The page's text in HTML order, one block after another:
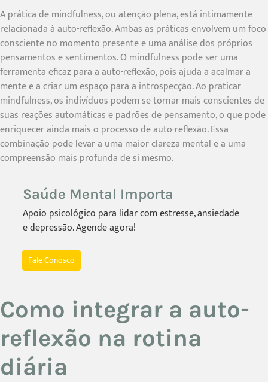
A prática de mindfulness, ou atenção plena, está intimamente
relacionada à auto-reflexão. Ambas as práticas envolvem um foco
consciente no momento presente e uma análise dos próprios
pensamentos e sentimentos. O mindfulness pode ser uma
ferramenta eficaz para a auto-reflexão, pois ajuda a acalmar a
mente e a criar um espaço para a introspecção. Ao praticar
mindfulness, os indivíduos podem se tornar mais conscientes de
suas reações automáticas e padrões de pensamento, o que pode
enriquecer ainda mais o processo de auto-reflexão. Essa
combinação pode levar a uma maior clareza mental e a uma
compreensão mais profunda de si mesmo.
Saúde Mental Importa
Apoio psicológico para lidar com estresse, ansiedade
e depressão. Agende agora!
Fale Conosco
Como integrar a auto-
reflexão na rotina
diária